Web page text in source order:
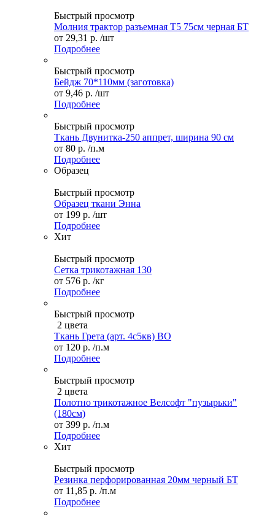
Быстрый просмотр
Молния трактор разъемная Т5 75см черная БТ
от 29,31 р. /шт
Подробнее
Быстрый просмотр
Бейдж 70*110мм (заготовка)
от 9,46 р. /шт
Подробнее
Быстрый просмотр
Ткань Двунитка-250 аппрет, ширина 90 см
от 80 р. /п.м
Подробнее
Образец
Быстрый просмотр
Образец ткани Энна
от 199 р. /шт
Подробнее
Хит
Быстрый просмотр
Сетка трикотажная 130
от 576 р. /кг
Подробнее
Быстрый просмотр
2 цвета
Ткань Грета (арт. 4с5кв) ВО
от 120 р. /п.м
Подробнее
Быстрый просмотр
2 цвета
Полотно трикотажное Велсофт "пузырьки"
(180см)
от 399 р. /п.м
Подробнее
Хит
Быстрый просмотр
Резинка перфорированная 20мм черный БТ
от 11,85 р. /п.м
Подробнее